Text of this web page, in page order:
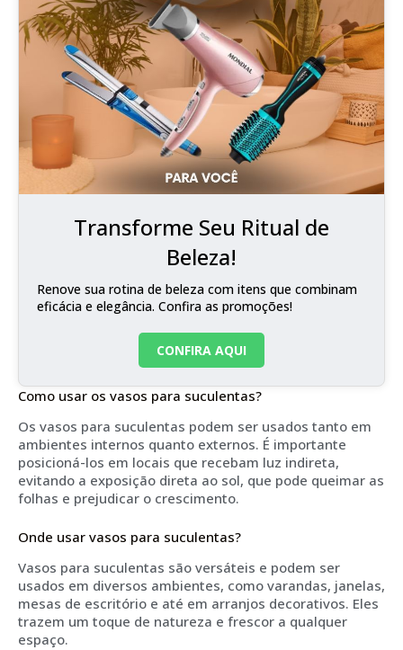
Transforme Seu Ritual de
Beleza!
Renove sua rotina de beleza com itens que combinam
eficácia e elegância. Confira as promoções!
CONFIRA AQUI
Como usar os vasos para suculentas?
Os vasos para suculentas podem ser usados tanto em
ambientes internos quanto externos. É importante
posicioná-los em locais que recebam luz indireta,
evitando a exposição direta ao sol, que pode queimar as
folhas e prejudicar o crescimento.
Onde usar vasos para suculentas?
Vasos para suculentas são versáteis e podem ser
usados em diversos ambientes, como varandas, janelas,
mesas de escritório e até em arranjos decorativos. Eles
trazem um toque de natureza e frescor a qualquer
espaço.